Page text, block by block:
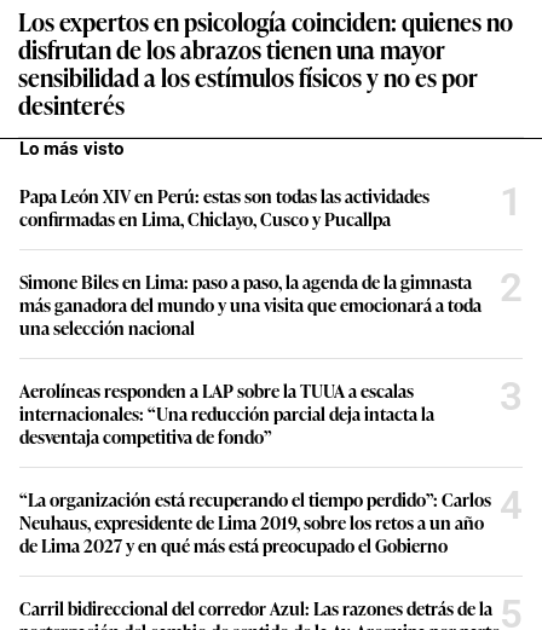
Los expertos en psicología coinciden: quienes no
disfrutan de los abrazos tienen una mayor
sensibilidad a los estímulos físicos y no es por
desinterés
Lo más visto
Papa León XIV en Perú: estas son todas las actividades
confirmadas en Lima, Chiclayo, Cusco y Pucallpa
1
Simone Biles en Lima: paso a paso, la agenda de la gimnasta
más ganadora del mundo y una visita que emocionará a toda
una selección nacional
2
Aerolíneas responden a LAP sobre la TUUA a escalas
internacionales: “Una reducción parcial deja intacta la
desventaja competitiva de fondo”
3
“La organización está recuperando el tiempo perdido”: Carlos
Neuhaus, expresidente de Lima 2019, sobre los retos a un año
de Lima 2027 y en qué más está preocupado el Gobierno
4
Carril bidireccional del corredor Azul: Las razones detrás de la 5